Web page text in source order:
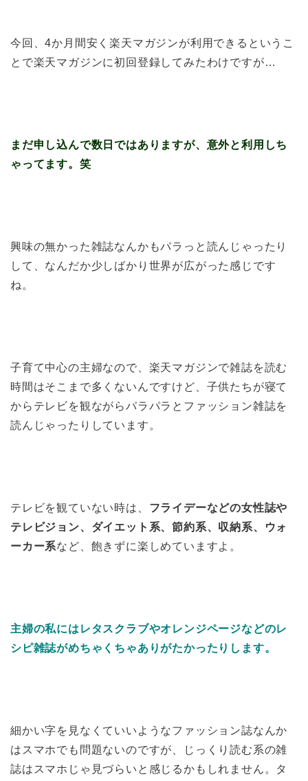
今回、4か月間安く楽天マガジンが利用できるというこ
とで楽天マガジンに初回登録してみたわけですが…
まだ申し込んで数日ではありますが、意外と利用しち
ゃってます。笑
興味の無かった雑誌なんかもパラっと読んじゃったり
して、なんだか少しばかり世界が広がった感じです
ね。
子育て中心の主婦なので、楽天マガジンで雑誌を読む
時間はそこまで多くないんですけど、子供たちが寝て
からテレビを観ながらパラパラとファッション雑誌を
読んじゃったりしています。
テレビを観ていない時は、 フライデーなどの女性誌や
テレビジョン、ダイエット系、節約系、収納系、ウォ
ーカー系など、飽きずに楽しめていますよ。
主婦の私にはレタスクラブやオレンジページなどのレ
シピ雑誌がめちゃくちゃありがたかったりします。
細かい字を見なくていいようなファッション誌なんか
はスマホでも問題ないのですが、じっくり読む系の雑
誌はスマホじゃ見づらいと感じるかもしれません。タ